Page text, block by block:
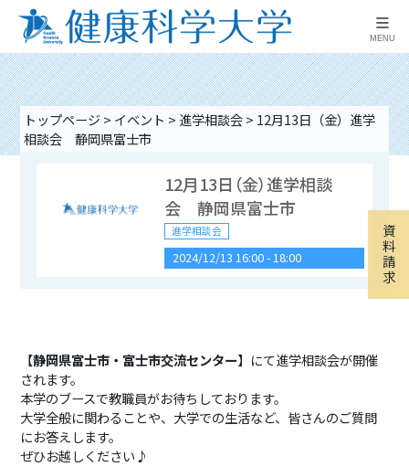
≡
MENU
資
料
請
求
トップページ> イベント > 進学相談会> 12月13日（金）進学
相談会 静岡県富士市
2024/12/13 16:00-18:00
12月13日（金）進学相談
会 静岡県富士市
進学相談会
【静岡県富士市・富士市交流センター】にて進学相談会が開催
されます。
本学のブースで教職員がお待ちしております。
大学全般に関わることや、大学での生活など、皆さんのご質問
にお答えします。
ぜひお越しください♪
2026/09/16 16:00
進学相談会